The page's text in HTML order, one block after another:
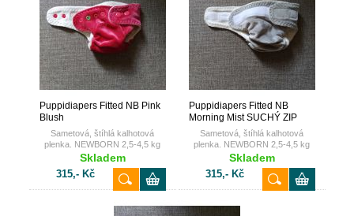
Puppidiapers Fitted NB Pink
Blush
Sametová, štíhlá kalhotová
plenka. NEWBORN 2,5-4,5 kg
Skladem
315,- Kč
Puppidiapers Fitted NB
Morning Mist SUCHÝ ZIP
Sametová, štíhlá kalhotová
plenka. NEWBORN 2,5-4,5 kg
Skladem
315,- Kč